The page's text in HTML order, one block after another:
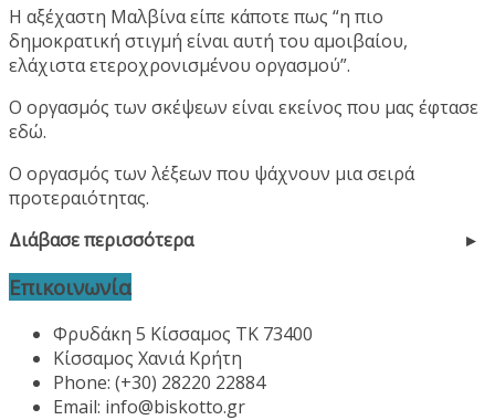
Η αξέχαστη Μαλβίνα είπε κάποτε πως “η πιο
δημοκρατική στιγμή είναι αυτή του αμοιβαίου,
ελάχιστα ετεροχρονισμένου οργασμού”.
Ο οργασμός των σκέψεων είναι εκείνος που μας έφτασε
εδώ.
Ο οργασμός των λέξεων που ψάχνουν μια σειρά
προτεραιότητας.
Διάβασε περισσότερα
Επικοινωνία
Φρυδάκη 5 Κίσσαμος ΤΚ 73400
Κίσσαμος Χανιά Κρήτη
Phone: (+30) 28220 22884
Email: info@biskotto.gr